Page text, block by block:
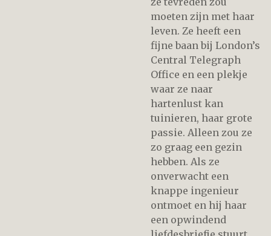
moeten zijn met haar
leven. Ze heeft een
fijne baan bij London’s
Central Telegraph
Office en een plekje
waar ze naar
hartenlust kan
tuinieren, haar grote
passie. Alleen zou ze
zo graag een gezin
hebben. Als ze
onverwacht een
knappe ingenieur
ontmoet en hij haar
een opwindend